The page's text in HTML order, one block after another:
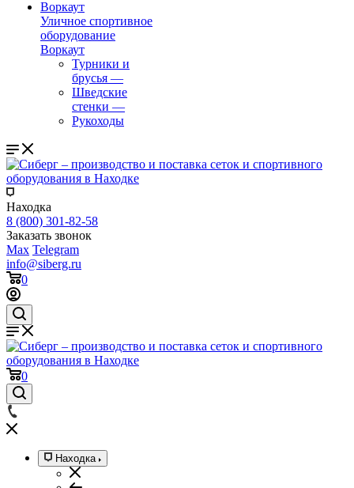
Уличное спортивное
оборудование
Воркаут
Турники и
брусья —
Шведские
стенки —
Рукоходы
Находка
8 (800) 301-82-58
Заказать звонок
Max Telegram
info@siberg.ru
0
0
Находка